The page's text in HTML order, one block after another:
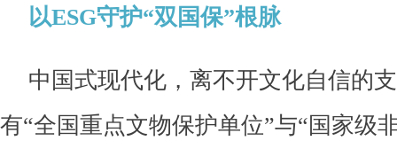
以ESG守护“双国保”根脉
中国式现代化，离不开文化自信的
有“全国重点文物保护单位”与“国家级